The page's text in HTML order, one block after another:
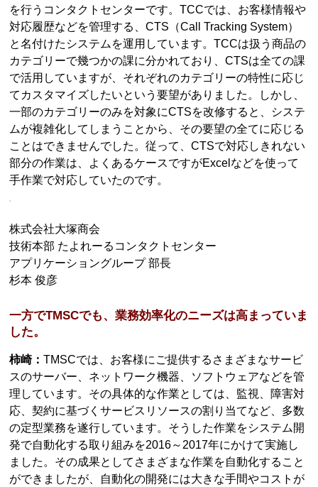
を行うコンタクトセンターです。TCCでは、お客様情報や
対応履歴などを管理する、CTS（Call Tracking System）
と名付けたシステムを運用しています。TCCは扱う商品の
カテゴリーで幾つかの課に分かれており、CTSは全ての課
で活用していますが、それぞれのカテゴリーの特性に応じ
てカスタマイズしたいという要望がありました。しかし、
一部のカテゴリーのみを対象にCTSを改修すると、システ
ムが複雑化してしまうことから、その要望の全てに応じる
ことはできませんでした。従って、CTSで対応しきれない
部分の作業は、よくあるケースですがExcelなどを使って
手作業で対応していたのです。
株式会社大塚商会
技術本部 たよれーるコンタクトセンター
アプリケーショングループ 部長
杉本 俊彦
一方でTMSCでも、業務効率化のニーズは高まっていま
した。
柿崎：TMSCでは、お客様にご提供するさまざまなサービ
スのサーバー、ネットワーク機器、ソフトウェアなどを管
理しています。その具体的な作業としては、監視、障害対
応、契約に基づくサービスリソースの割り当てなど、多数
の定型業務を遂行しています。そうした作業をシステム開
発で自動化する取り組みを2016～2017年にかけて実施し
ました。その成果としてさまざまな作業を自動化すること
ができましたが、自動化の開発には大きな手間やコストが